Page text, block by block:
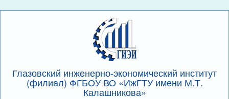
Глазовский инженерно-экономический институт
(филиал) ФГБОУ ВО «ИжГТУ имени М.Т.
Калашникова»